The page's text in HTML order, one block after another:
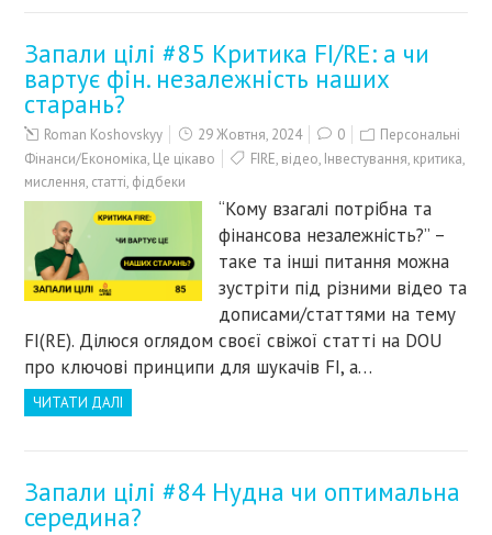
Запали цілі #85 Критика FI/RE: а чи
вартує фін. незалежність наших
старань?
Roman Koshovskyy 29 Жовтня, 2024 0
Персональні
Фінанси/Економіка, Це цікаво FIRE, відео, Інвестування, критика,
мислення, статті, фідбеки
“Кому взагалі потрібна та
фінансова незалежність?” –
таке та інші питання можна
зустріти під різними відео та
дописами/статтями на тему
FI(RE). Ділюся оглядом своєї свіжої статті на DOU
про ключові принципи для шукачів FI, а…
ЧИТАТИ ДАЛІ
Запали цілі #84 Нудна чи оптимальна
середина?